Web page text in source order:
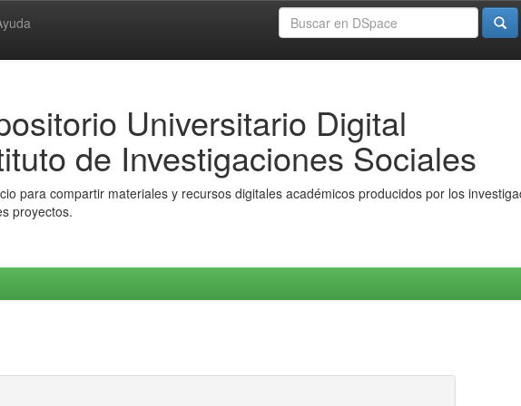
Universitario Digital
de Investigaciones Sociales
para compartir materiales y recursos digitales académicos producidos por los
proyectos.